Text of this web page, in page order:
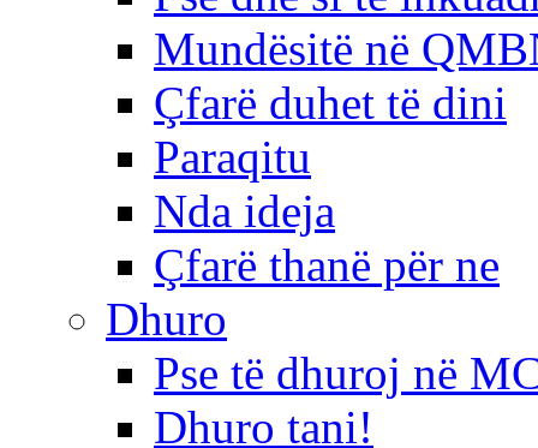
Mundësitë në
Çfarë duhet të dini
Paraqitu
Nda ideja
Çfarë thanë për ne
Dhuro
Pse të dhuroj në
Dhuro tani!